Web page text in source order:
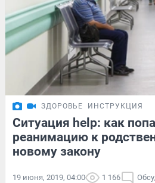
ЗДОРОВЬЕ ИНСТРУКЦИЯ
Ситуация help: как
реанимацию к
новому закону
19 июня, 2019, 04:00 1 166